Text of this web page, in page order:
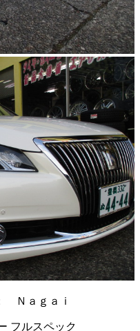
Ｎａｇａｉ
フルスペック